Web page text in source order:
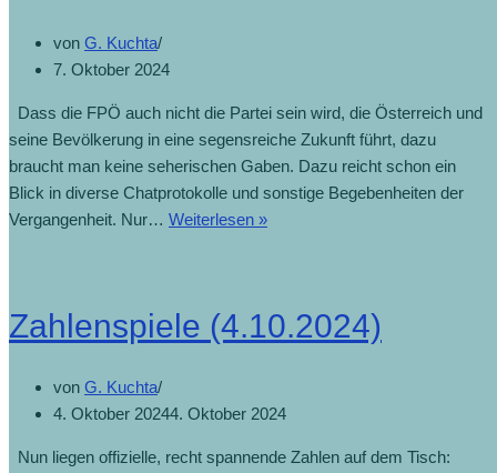
von G. Kuchta
7. Oktober 2024
Dass die FPÖ auch nicht die Partei sein wird, die Österreich und
seine Bevölkerung in eine segensreiche Zukunft führt, dazu
braucht man keine seherischen Gaben. Dazu reicht schon ein
Blick in diverse Chatprotokolle und sonstige Begebenheiten der
Vergangenheit. Nur… Weiterlesen »
Zahlenspiele (4.10.2024)
von G. Kuchta
4. Oktober 20244. Oktober 2024
Nun liegen offizielle, recht spannende Zahlen auf dem Tisch: